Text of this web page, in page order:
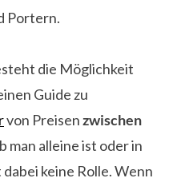
Portern.
die Möglichkeit
Guide zu
von Preisenzwischen
man alleine ist oder in
keine Rolle. Wenn